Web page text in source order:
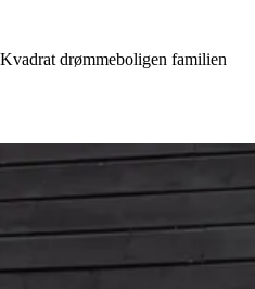
drømmeboligen familien